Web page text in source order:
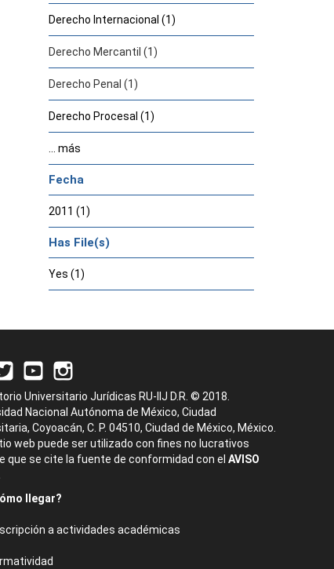
Derecho Internacional (1)
Derecho Mercantil (1)
Derecho Penal (1)
Derecho Procesal (1)
... más
Fecha
2011 (1)
Has File(s)
Yes (1)
Universitario Jurídicas RU-IIJ D.R. © 2018.
Nacional Autónoma de México, Ciudad
Coyoacán, C. P. 04510, Ciudad de México, México.
web puede ser utilizado con fines no lucrativos
que se cite la fuente de conformidad con el AVISO
llegar?
a actividades académicas